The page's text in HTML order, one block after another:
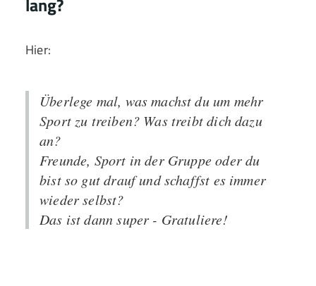
Hier:
Überlege mal, was machst du um mehr
Sport zu treiben? Was treibt dich dazu
an?
Freunde, Sport in der Gruppe oder du
bist so gut drauf und schaffst es immer
wieder selbst?
Das ist dann super - Gratuliere!